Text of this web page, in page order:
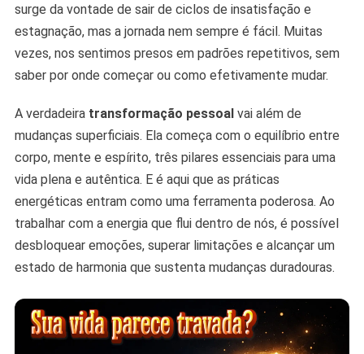
surge da vontade de sair de ciclos de insatisfação e
estagnação, mas a jornada nem sempre é fácil. Muitas
vezes, nos sentimos presos em padrões repetitivos, sem
saber por onde começar ou como efetivamente mudar.
A verdadeira transformação pessoalvai além de
mudanças superficiais. Ela começa com o equilíbrio entre
corpo, mente e espírito, três pilares essenciais para uma
vida plena e autêntica. E é aqui que as práticas
energéticas entram como uma ferramenta poderosa. Ao
trabalhar com a energia que flui dentro de nós, é possível
desbloquear emoções, superar limitações e alcançar um
estado de harmonia que sustenta mudanças duradouras.